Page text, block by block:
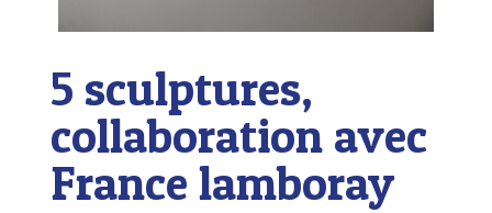
5 sculptures,
collaboration avec
France lamboray